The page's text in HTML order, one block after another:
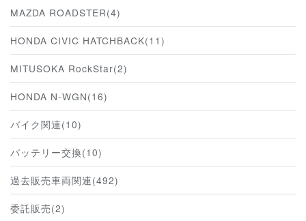
MAZDA ROADSTER(4)
HONDA CIVIC HATCHBACK(11)
MITUSOKA RockStar(2)
HONDA N-WGN(16)
バイク関連(10)
バッテリー交換(10)
過去販売車両関連(492)
委託販売(2)